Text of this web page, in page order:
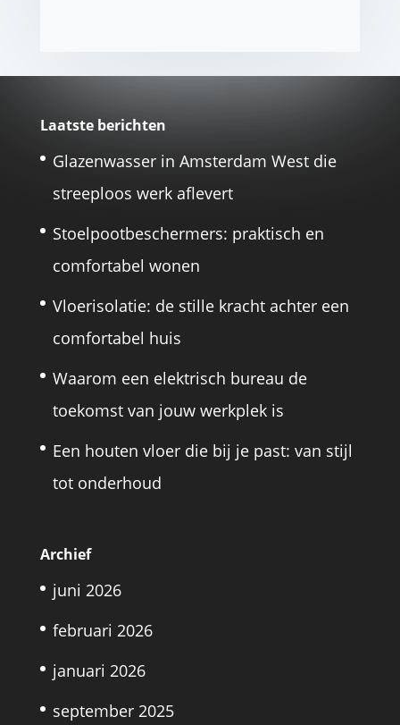
Laatste berichten
Glazenwasser in Amsterdam West die
streeploos werk aflevert
Stoelpootbeschermers: praktisch en
comfortabel wonen
Vloerisolatie: de stille kracht achter een
comfortabel huis
Waarom een elektrisch bureau de
toekomst van jouw werkplek is
Een houten vloer die bij je past: van stijl
tot onderhoud
Archief
juni 2026
februari 2026
januari 2026
september 2025